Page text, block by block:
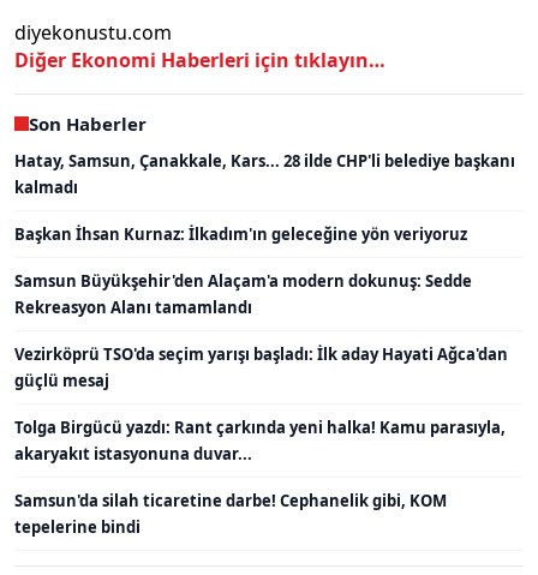
diyekonustu.com
Diğer Ekonomi Haberleri için tıklayın…
Son Haberler
Hatay, Samsun, Çanakkale, Kars... 28 ilde CHP'li belediye başkanı
kalmadı
Başkan İhsan Kurnaz: İlkadım'ın geleceğine yön veriyoruz
Samsun Büyükşehir'den Alaçam'a modern dokunuş: Sedde
Rekreasyon Alanı tamamlandı
Vezirköprü TSO'da seçim yarışı başladı: İlk aday Hayati Ağca'dan
güçlü mesaj
Tolga Birgücü yazdı: Rant çarkında yeni halka! Kamu parasıyla,
akaryakıt istasyonuna duvar...
Samsun'da silah ticaretine darbe! Cephanelik gibi, KOM
tepelerine bindi